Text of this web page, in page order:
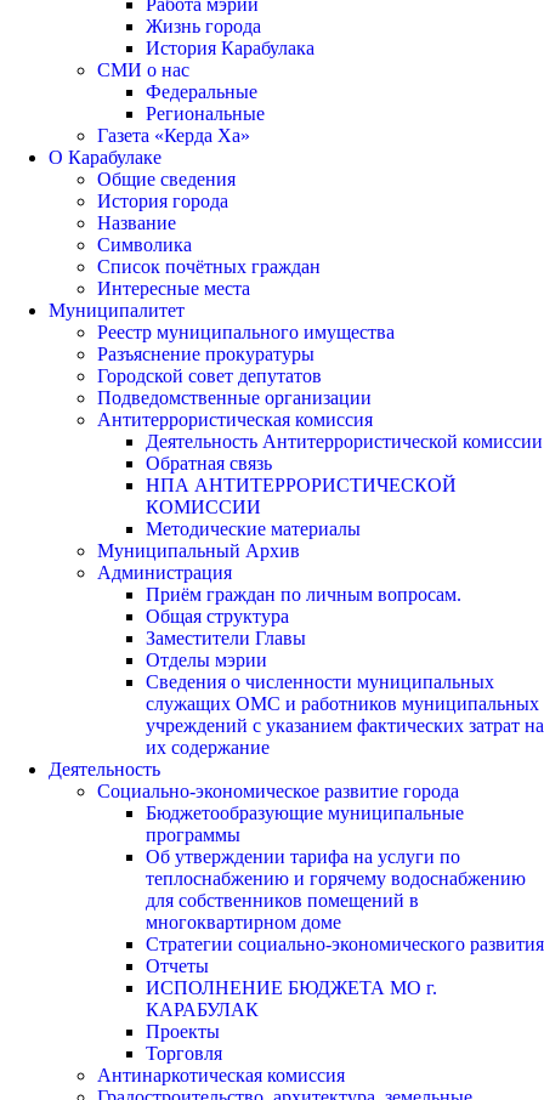
Жизнь города
История Карабулака
СМИ о нас
Федеральные
Региональные
Газета «Керда Ха»
О Карабулаке
Общие сведения
История города
Название
Символика
Список почётных граждан
Интересные места
Муниципалитет
Реестр муниципального имущества
Разъяснение прокуратуры
Городской совет депутатов
Подведомственные организации
Антитеррористическая комиссия
Деятельность Антитеррористической комиссии
Обратная связь
НПА АНТИТЕРРОРИСТИЧЕСКОЙ
КОМИССИИ
Методические материалы
Муниципальный Архив
Администрация
Приём граждан по личным вопросам.
Общая структура
Заместители Главы
Отделы мэрии
Сведения о численности муниципальных
служащих ОМС и работников муниципальных
учреждений с указанием фактических затрат на
их содержание
Деятельность
Социально-экономическое развитие города
Бюджетообразующие муниципальные
программы
Об утверждении тарифа на услуги по
теплоснабжению и горячему водоснабжению
для собственников помещений в
многоквартирном доме
Стратегии социально-экономического развития
Отчеты
ИСПОЛНЕНИЕ БЮДЖЕТА МО г.
КАРАБУЛАК
Проекты
Торговля
Антинаркотическая комиссия